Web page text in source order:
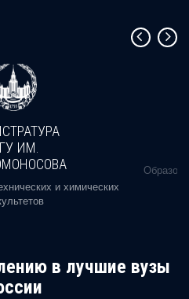
ИМ.
и химических
в лучшие вузы